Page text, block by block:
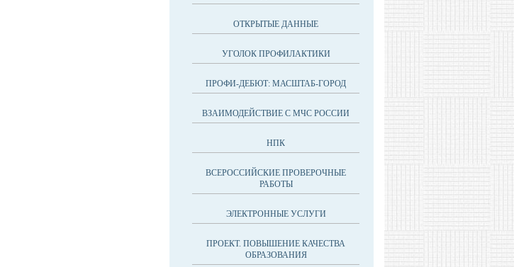
ОТКРЫТЫЕ ДАННЫЕ
УГОЛОК ПРОФИЛАКТИКИ
ПРОФИ-ДЕБЮТ: МАСШТАБ-ГОРОД
ВЗАИМОДЕЙСТВИЕ С МЧС РОССИИ
НПК
ВСЕРОССИЙСКИЕ ПРОВЕРОЧНЫЕ
РАБОТЫ
ЭЛЕКТРОННЫЕ УСЛУГИ
ПРОЕКТ. ПОВЫШЕНИЕ КАЧЕСТВА
ОБРАЗОВАНИЯ